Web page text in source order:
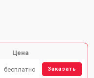
Цена
бесплатно Заказать